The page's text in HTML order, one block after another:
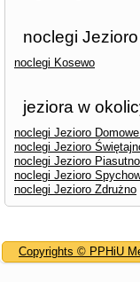
noclegi
noclegi Kosewo
jeziora w
noclegi Jezioro Domowe
noclegi Jezioro
noclegi Jezioro Piasutno
noclegi Jezioro
noclegi Jezioro Zdrużno
Copyrights © PPHiU